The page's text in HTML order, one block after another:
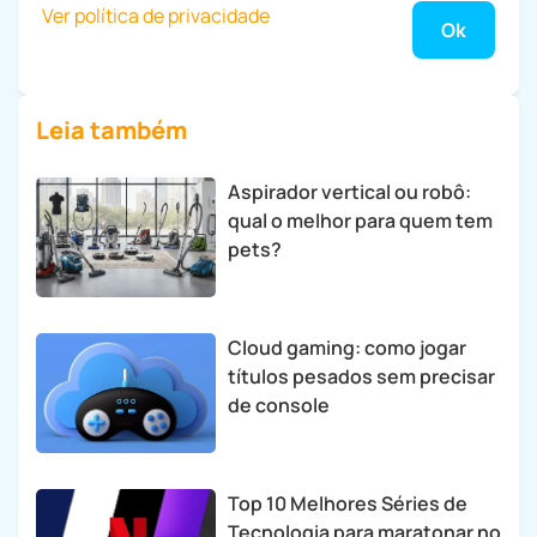
Ver política de privacidade
Leia também
Aspirador vertical ou robô:
qual o melhor para quem tem
pets?
Cloud gaming: como jogar
títulos pesados sem precisar
de console
Top 10 Melhores Séries de
Tecnologia para maratonar no